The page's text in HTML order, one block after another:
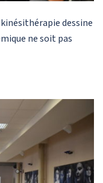
dessine
ne soit pas